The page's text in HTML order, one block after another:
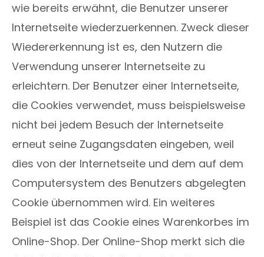
wie bereits erwähnt, die Benutzer unserer
Internetseite wiederzuerkennen. Zweck dieser
Wiedererkennung ist es, den Nutzern die
Verwendung unserer Internetseite zu
erleichtern. Der Benutzer einer Internetseite,
die Cookies verwendet, muss beispielsweise
nicht bei jedem Besuch der Internetseite
erneut seine Zugangsdaten eingeben, weil
dies von der Internetseite und dem auf dem
Computersystem des Benutzers abgelegten
Cookie übernommen wird. Ein weiteres
Beispiel ist das Cookie eines Warenkorbes im
Online-Shop. Der Online-Shop merkt sich die